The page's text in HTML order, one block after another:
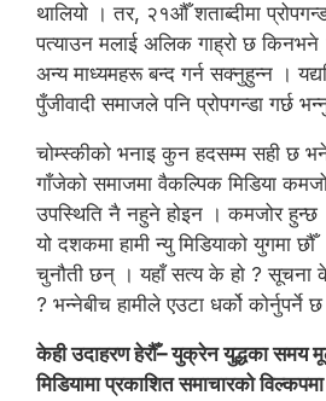
थालियो । तर, २१औँ शताब्दीमा
पत्याउन मलाई अलिक गाह्रो छ किनभने
अन्य माध्यमहरू बन्द गर्न सक्नुहुन्न ।
पुँजीवादी समाजले पनि प्रोपगन्डा गर्छ
चोम्स्कीको भनाइ कुन हदसम्म सही छ भने
गाँजेको समाजमा वैकल्पिक मिडिया
उपस्थिति नै नहुने होइन । कमजोर
यो दशकमा हामी न्यु मिडियाको युगमा
चुनौती छन् । यहाँ सत्य के हो ? सूचना
? भन्नेबीच हामीले एउटा धर्को कोर्नुपर्ने
केही उदाहरण हेरौँ– युक्रेन युद्धका समय
मिडियामा प्रकाशित समाचारको विल्कपमा